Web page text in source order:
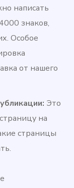
написать
знаков,
Особое
от нашего
Это
на
страницы